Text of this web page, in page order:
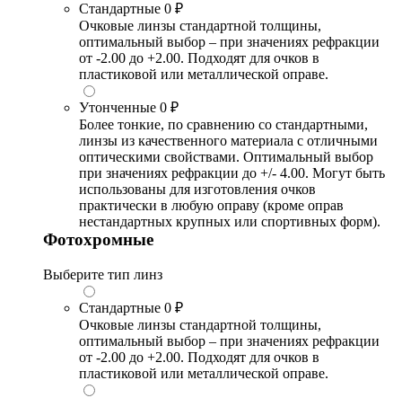
Стандартные 0 ₽
Очковые линзы стандартной толщины,
оптимальный выбор – при значениях рефракции
от -2.00 до +2.00. Подходят для очков в
пластиковой или металлической оправе.
Утонченные 0 ₽
Более тонкие, по сравнению со стандартными,
линзы из качественного материала с отличными
оптическими свойствами. Оптимальный выбор
при значениях рефракции до +/- 4.00. Могут быть
использованы для изготовления очков
практически в любую оправу (кроме оправ
нестандартных крупных или спортивных форм).
Фотохромные
Выберите тип линз
Стандартные 0 ₽
Очковые линзы стандартной толщины,
оптимальный выбор – при значениях рефракции
от -2.00 до +2.00. Подходят для очков в
пластиковой или металлической оправе.